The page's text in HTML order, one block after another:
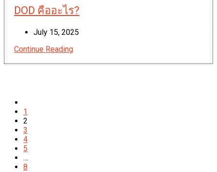
ประเภท
ไหน
บ้าง?
DOD คืออะไร?
Post
July 15, 2025
Continue ReadingDOD คือ
อะไร?
to
the
previous
page
1
2
3
4
5
…
8